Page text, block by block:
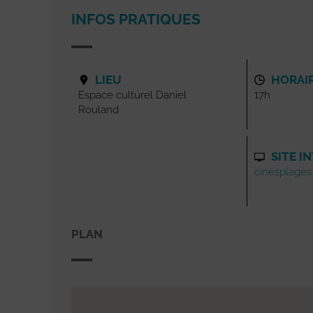
INFOS PRATIQUES
LIEU
Espace culturel Daniel
Rouland
17h
SITE
PLAN